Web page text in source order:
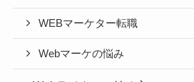
WEBマーケター転職
Webマーケの悩み